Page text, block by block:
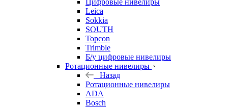
Цифровые нивелиры
Leica
Sokkia
SOUTH
Topcon
Trimble
Б/у цифровые нивелиры
Ротационные нивелиры
Назад
Ротационные нивелиры
ADA
Bosch